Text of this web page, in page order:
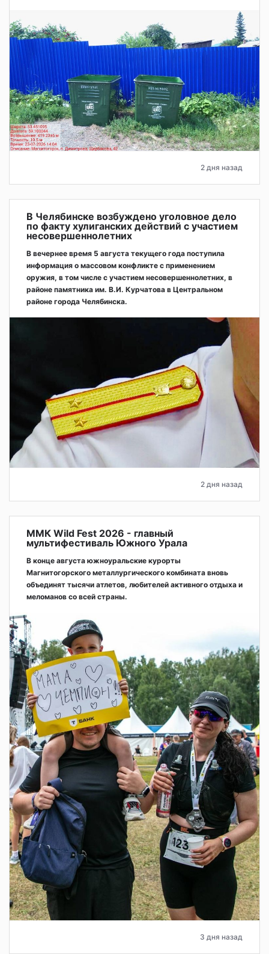
2 дня назад
В Челябинске возбуждено уголовное дело
по факту хулиганских действий с участием
несовершеннолетних
В вечернее время 5 августа текущего года поступила
информация о массовом конфликте с применением
оружия, в том числе с участием несовершеннолетних, в
районе памятника им. В.И. Курчатова в Центральном
районе города Челябинска.
2 дня назад
ММК Wild Fest 2026 - главный
мультифестиваль Южного Урала
В конце августа южноуральские курорты
Магнитогорского металлургического комбината вновь
объединят тысячи атлетов, любителей активного отдыха и
меломанов со всей страны.
3 дня назад